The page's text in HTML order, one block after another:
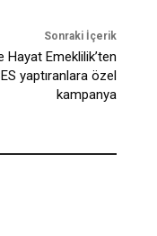
Sonraki İçerik
Hayat Emeklilik’ten
yaptıranlara özel
kampanya